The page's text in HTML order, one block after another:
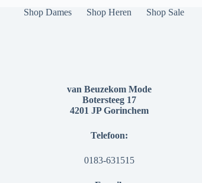
Shop Dames Shop Heren
Shop Sale
van Beuzekom Mode
Botersteeg 17
4201 JP Gorinchem
Telefoon:
0183-631515